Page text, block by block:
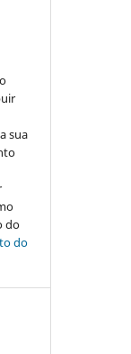
sua
do
do